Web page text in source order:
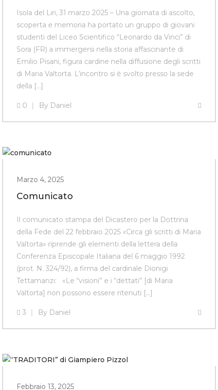
Isola del Liri, 31 marzo 2025 – Una giornata di ascolto,
scoperta e memoria ha portato un gruppo di giovani
studenti del Liceo Scientifico “Leonardo da Vinci” di
Sora (FR) a immergersi nella storia affascinante di
Emilio Pisani, figura cardine nella diffusione degli scritti
di Maria Valtorta. L’incontro si è svolto presso la sede
della […]
0 By Daniel
Marzo 4, 2025
Comunicato
Il comunicato stampa del Dicastero per la Dottrina
della Fede del 22 febbraio 2025 «Circa gli scritti di Maria
Valtorta» riprende gli elementi della lettera della
Conferenza Episcopale Italiana del 6 maggio 1992
(prot. N. 324/92), a firma del cardinale Dionigi
Tettamanzi: «Le “visioni” e i “dettati” [di Maria
Valtorta] non possono essere ritenuti [...]
3 By Daniel
Febbraio 13, 2025